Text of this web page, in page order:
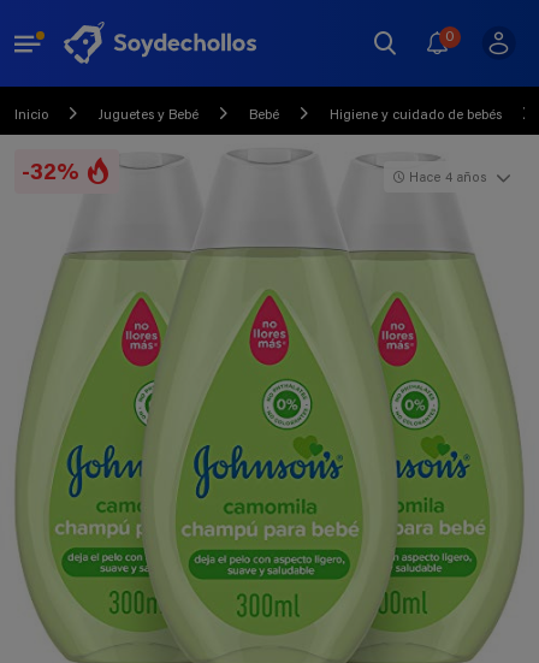
0
Inicio Juguetes y Bebé Bebé Higiene y cuidado de bebés
-32% Hace 4 años